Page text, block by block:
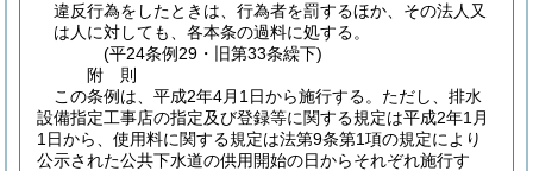
違反行為をしたときは、行為者を罰するほか、その法人又
は人に対しても、各本条の過料に処する。
(平24条例29・旧第33条繰下)
附 則
この条例は、平成2年4月1日から施行する。 ただし、排水
設備指定工事店の指定及び登録等に関する規定は平成2年1月
1日から、使用料に関する規定は法第9条第1項の規定により
公示された公共下水道の供用開始の日からそれぞれ施行す